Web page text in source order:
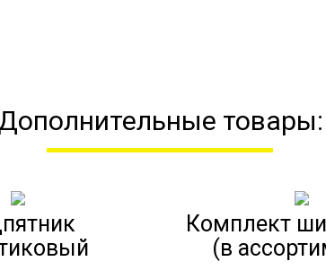
товары:
Комплект
(в